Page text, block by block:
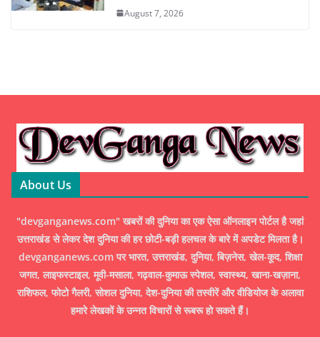
August 7, 2026
About Us
"devganganews.com" खबरों की दुनिया का एक ऐसा ऑनलाइन पोर्टल है जहां
उत्तराखंड से लेकर देश दुनिया की हर छोटी-बड़ी हलचल के बारे में अपडेट मिलता है।
devganganews.com पर भारत, उत्तराखंड, दुनिया, बिज़नेस, खेल-कूद, शिक्षा
जगत, लाइफस्टाइल, मूवी-मसाला, गढ़वाल-कुमाऊ स्पेशल, स्वास्थ्य, खाना-खज़ाना,
राशिफल, फोटो गैलरी, सोशल दुनिया, देश-दुनिया की तस्वीरें और वीडियोज के अलावा
हमारे लेखकों के उन्नत विचारों से रूबरू हो सकते हैं।